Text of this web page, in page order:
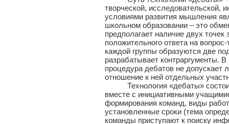
творческой, исследовательской,
условиями развития мышления
школьном образовании – это
предполагает наличие двух
положительного ответа на
каждой группы образуются две
разрабатывает контраргументы.
процедура дебатов не допускает
отношение к ней отдельных
Технология «дебаты»
вместе с инициативными
формирования команд, виды
установленные сроки (тема
команды приступают к поиску